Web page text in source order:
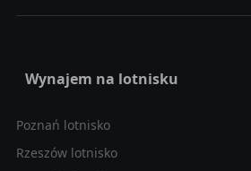
Wynajem na lotnisku
Poznań lotnisko
Rzeszów lotnisko